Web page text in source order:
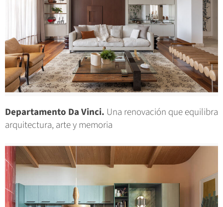
Departamento Da Vinci. Una renovación que equilibra
arquitectura, arte y memoria